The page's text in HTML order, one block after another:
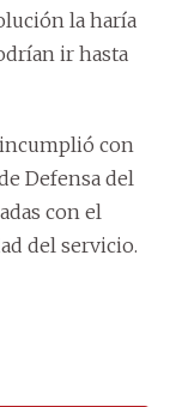
la haría
ir hasta
con
Defensa del
con el
del servicio.